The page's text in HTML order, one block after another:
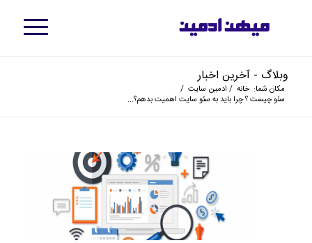
وبلاگ - آخرین اخبار
مکان شما: خانه / ادمین سایت /
سئو چیست ؟ چرا باید به سئو سایت اهمیت بدهم؟...